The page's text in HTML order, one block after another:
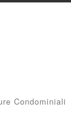
Condominiali